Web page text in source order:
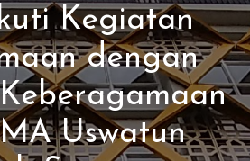
Kegiatan
dengan
Uswatun